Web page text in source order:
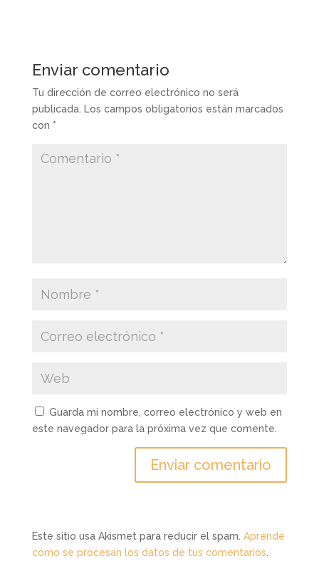
Enviar comentario
Tu dirección de correo electrónico no será
publicada. Los campos obligatorios están marcados
con *
Guarda mi nombre, correo electrónico y web en
este navegador para la próxima vez que comente.
Este sitio usa Akismet para reducir el spam. Aprende
cómo se procesan los datos de tus comentarios